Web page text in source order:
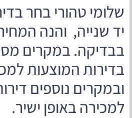
יד שנייה, והנה
בבדיקה. במקרים
בדירות המוצעות
ובמקרים נוספים
למכירה באופן ישיר.